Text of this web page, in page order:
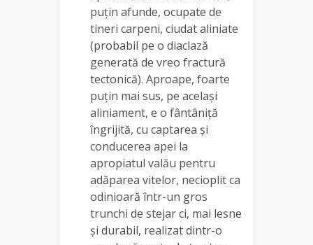
puțin afunde, ocupate de
tineri carpeni, ciudat aliniate
(probabil pe o diaclază
generată de vreo fractură
tectonică). Aproape, foarte
puțin mai sus, pe același
aliniament, e o fântâniță
îngrijită, cu captarea și
conducerea apei la
apropiatul valău pentru
adăparea vitelor, necioplit ca
odinioară într-un gros
trunchi de stejar ci, mai lesne
și durabil, realizat dintr-o